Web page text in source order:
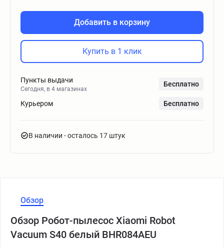
Добавить в корзину
Купить в 1 клик
Пункты выдачи
Сегодня, в 4 магазинах
Бесплатно
Курьером Бесплатно
В наличии - осталось 17 штук
Обзор
Обзор Робот-пылесос Xiaomi Robot
Vacuum S40 белый BHR084AEU